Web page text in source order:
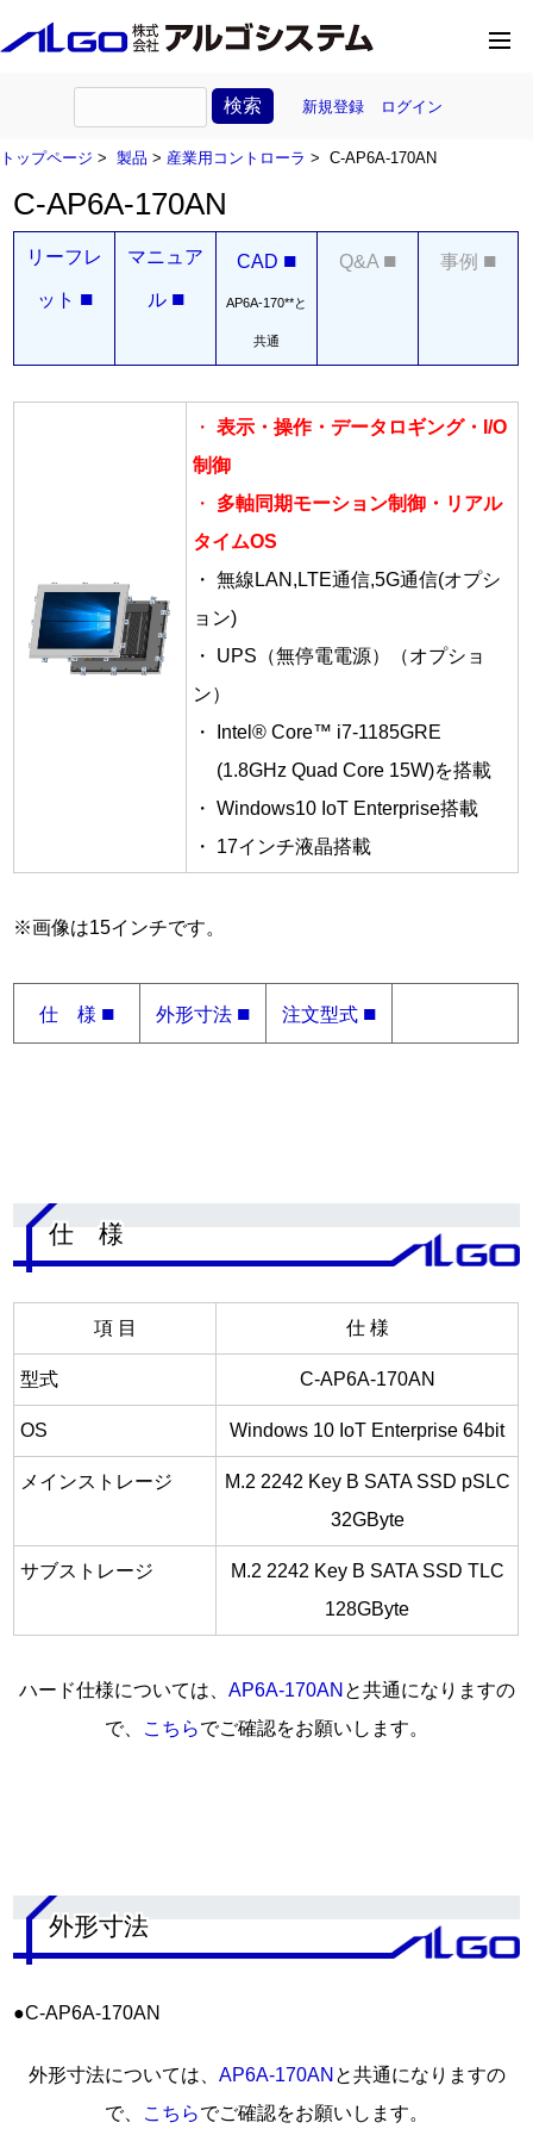
新規登録 ログイン
トップページ > 製品 > 産業用コントローラ > C-AP6A-170AN
C-AP6A-170AN
リーフレ
ット ■
マニュア
ル ■
CAD ■
AP6A-170**と
共通
Q&A ■ 事例 ■
・表示・操作・データロギング・I/O
制御
・ 多軸同期モーション制御・リアル
タイムOS
・ 無線LAN,LTE通信,5G通信(オプシ
ョン)
・ UPS（無停電電源）（オプショ
ン）
・ Intel® Core™ i7-1185GRE
(1.8GHz Quad Core 15W)を搭載
・ Windows10 IoT Enterprise搭載
・ 17インチ液晶搭載
※画像は15インチです。
仕 様 ■ 外形寸法 ■ 注文型式 ■
仕 様
項 目 仕 様
型式 C-AP6A-170AN
OS Windows 10 IoT Enterprise 64bit
メインストレージ
M.2 2242 Key B SATA SSD pSLC
32GByte
サブストレージ
M.2 2242 Key B SATA SSD TLC
128GByte
ハード仕様については、 AP6A-170AN と共通になりますの
で、
こちらでご確認をお願いします。
外形寸法
●C-AP6A-170AN
外形寸法については、 AP6A-170AN と共通になりますの
で、
こちらでご確認をお願いします。